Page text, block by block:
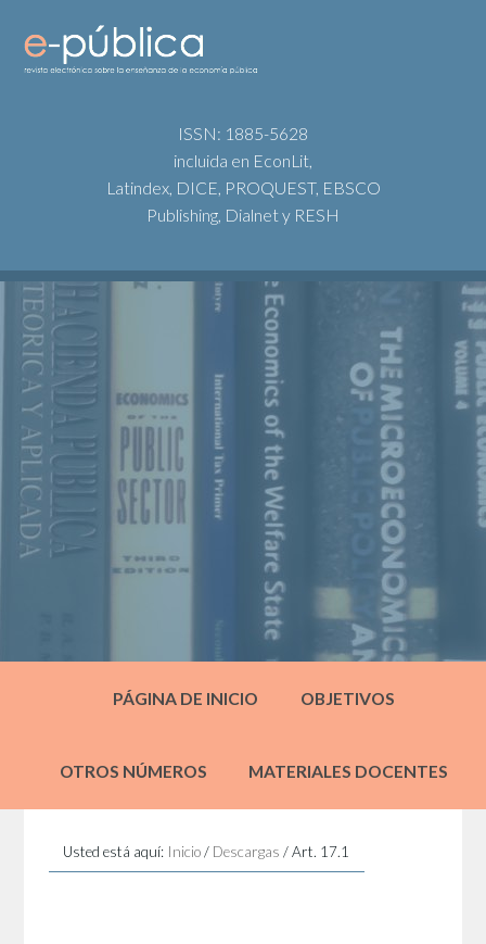
ISSN: 1885-5628
incluida en EconLit,
Latindex, DICE, PROQUEST, EBSCO
Publishing, Dialnet y RESH
PÁGINA DE INICIO OBJETIVOS
OTROS NÚMEROS MATERIALES DOCENTES
Usted está aquí: Inicio / Descargas /Art. 17.1